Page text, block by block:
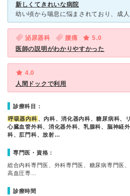
新しくてきれいな病院
泌尿器科 腰痛
5.0
医師の説明がわかりやすかった
4.0
人間ドックで利用
診療科目：
呼吸器内科 、内科、消化器内科、糖尿病科、
心臓血管外科、消化器外科、乳腺科、脳神経
科、肛門科、放射…
専門医・資格：
総合内科専門医、外科専門医、糖尿病専門医
高血圧専…
診療時間